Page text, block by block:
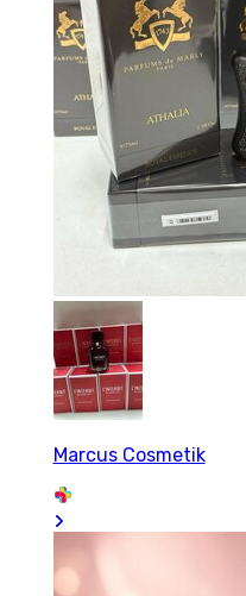
Marcus Cosmetik